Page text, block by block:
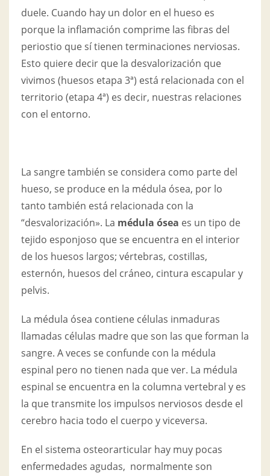
duele. Cuando hay un dolor en el hueso es
porque la inflamación comprime las fibras del
periostio que sí tienen terminaciones nerviosas.
Esto quiere decir que la desvalorización que
vivimos (huesos etapa 3ª) está relacionada con el
territorio (etapa 4ª) es decir, nuestras relaciones
con el entorno.
La sangre también se considera como parte del
hueso, se produce en la médula ósea, por lo
tanto también está relacionada con la
“desvalorización». La médula ósea es un tipo de
tejido esponjoso que se encuentra en el interior
de los huesos largos; vértebras, costillas,
esternón, huesos del cráneo, cintura escapular y
pelvis.
La médula ósea contiene células inmaduras
llamadas células madre que son las que forman la
sangre. A veces se confunde con la médula
espinal pero no tienen nada que ver. La médula
espinal se encuentra en la columna vertebral y es
la que transmite los impulsos nerviosos desde el
cerebro hacia todo el cuerpo y viceversa.
En el sistema osteorarticular hay muy pocas
enfermedades agudas, normalmente son